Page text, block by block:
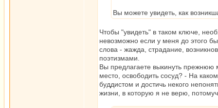
Вы можете увидеть, как
Чтобы "увидеть" в таком ключе,
невозможно если у меня до этого
слова - жажда, страдание,
поэтизмами.
Вы предлагаете выкинуть прежнюю
место, освободить сосуд? - На
буддистом и достичь некого
жизни, в которую я не верю,